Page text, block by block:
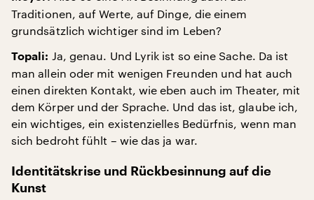
Traditionen, auf Werte, auf Dinge, die einem
grundsätzlich wichtiger sind im Leben?
Topali: Ja, genau. Und Lyrik ist so eine Sache. Da ist
man allein oder mit wenigen Freunden und hat auch
einen direkten Kontakt, wie eben auch im Theater, mit
dem Körper und der Sprache. Und das ist, glaube ich,
ein wichtiges, ein existenzielles Bedürfnis, wenn man
sich bedroht fühlt – wie das ja war.
Identitätskrise und Rückbesinnung auf die
Kunst